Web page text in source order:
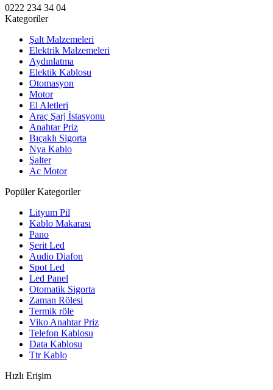
0222 234 34 04
Kategoriler
Şalt Malzemeleri
Elektrik Malzemeleri
Aydınlatma
Elektik Kablosu
Otomasyon
Motor
El Aletleri
Araç Şarj İstasyonu
Anahtar Priz
Bıçaklı Sigorta
Nya Kablo
Şalter
Ac Motor
Popüler Kategoriler
Lityum Pil
Kablo Makarası
Pano
Şerit Led
Audio Diafon
Spot Led
Led Panel
Otomatik Sigorta
Zaman Rölesi
Termik röle
Viko Anahtar Priz
Telefon Kablosu
Data Kablosu
Ttr Kablo
Hızlı Erişim